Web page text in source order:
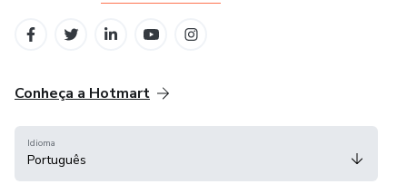
Conheça a Hotmart
Idioma
Português